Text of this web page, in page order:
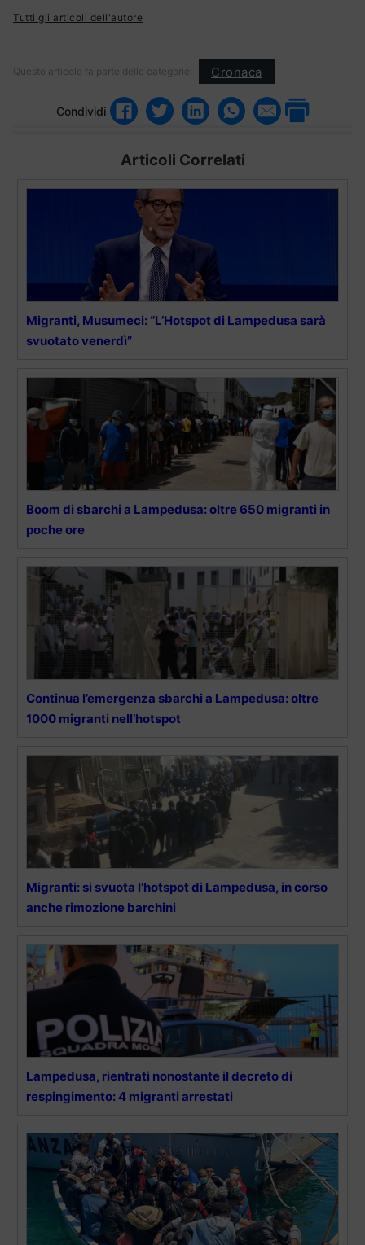
Tutti gli articoli dell'autore
Questo articolo fa parte delle categorie: Cronaca
Condividi
Articoli Correlati
Migranti, Musumeci: “L’Hotspot di Lampedusa sarà
svuotato venerdì”
Boom di sbarchi a Lampedusa: oltre 650 migranti in
poche ore
Continua l’emergenza sbarchi a Lampedusa: oltre
1000 migranti nell’hotspot
Migranti: si svuota l’hotspot di Lampedusa, in corso
anche rimozione barchini
Lampedusa, rientrati nonostante il decreto di
respingimento: 4 migranti arrestati